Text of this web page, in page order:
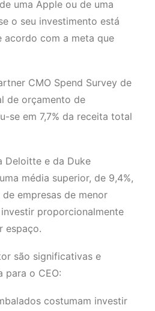
uma Apple ou de uma
o seu investimento está
acordo com a meta que
CMO Spend Survey de
de orçamento de
se em 7,7% da receita total
Deloitte e da Duke
média superior, de 9,4%,
empresas de menor
proporcionalmente
espaço.
são significativas e
para o CEO:
costumam investir